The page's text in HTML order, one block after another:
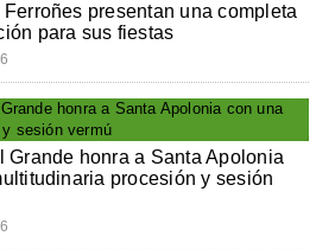
Ferroñes presentan una completa
para sus fiestas
Grande honra a Santa Apolonia
procesión y sesión